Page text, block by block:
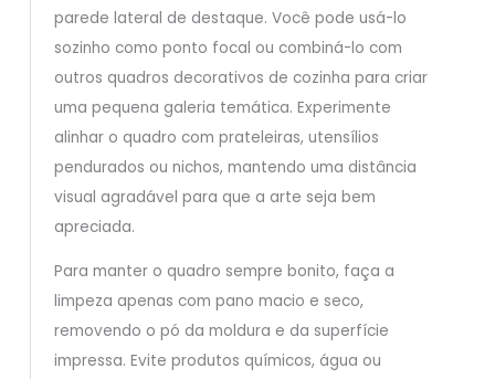
parede lateral de destaque. Você pode usá-lo
sozinho como ponto focal ou combiná-lo com
outros quadros decorativos de cozinha para criar
uma pequena galeria temática. Experimente
alinhar o quadro com prateleiras, utensílios
pendurados ou nichos, mantendo uma distância
visual agradável para que a arte seja bem
apreciada.
Para manter o quadro sempre bonito, faça a
limpeza apenas com pano macio e seco,
removendo o pó da moldura e da superfície
impressa. Evite produtos químicos, água ou